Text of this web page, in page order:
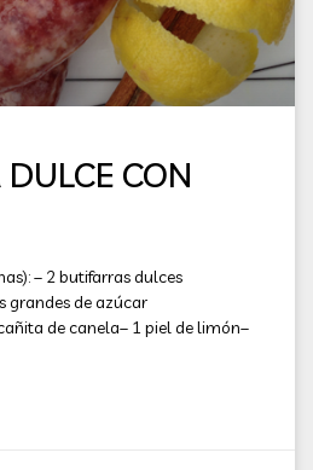
CON
– 2 butifarras dulces
grandes de azúcar
1 piel de limón–